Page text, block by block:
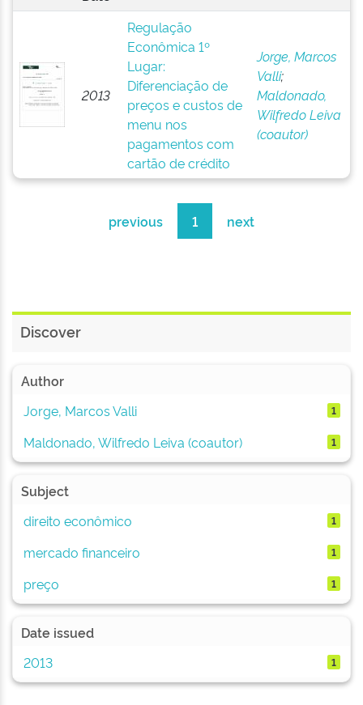
2013
Regulação
Econômica 1º
Lugar:
Diferenciação de
preços e custos de
menu nos
pagamentos com
cartão de crédito
Jorge, Marcos
Valli;
Maldonado,
Wilfredo Leiva
(coautor)
previous 1 next
Discover
Author
Jorge, Marcos Valli
1
Maldonado, Wilfredo Leiva (coautor) 1
Subject
direito econômico
1
mercado financeiro 1
preço 1
Date issued
2013
1